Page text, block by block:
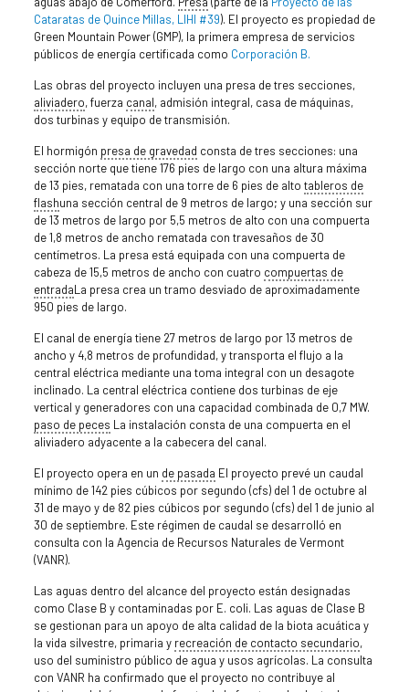
Cataratas de Quince Millas, LIHI #39). El proyecto es propiedad de
Green Mountain Power (GMP), la primera empresa de servicios
públicos de energía certificada como Corporación B.
Las obras del proyecto incluyen una presa de tres secciones,
aliviadero, fuerza canal, admisión integral, casa de máquinas,
dos turbinas y equipo de transmisión.
El hormigón presa de gravedad consta de tres secciones: una
sección norte que tiene 176 pies de largo con una altura máxima
de 13 pies, rematada con una torre de 6 pies de alto tableros de
flashuna sección central de 9 metros de largo; y una sección sur
de 13 metros de largo por 5,5 metros de alto con una compuerta
de 1,8 metros de ancho rematada con travesaños de 30
centímetros. La presa está equipada con una compuerta de
cabeza de 15,5 metros de ancho con cuatro compuertas de
entradaLa presa crea un tramo desviado de aproximadamente
950 pies de largo.
El canal de energía tiene 27 metros de largo por 13 metros de
ancho y 4,8 metros de profundidad, y transporta el flujo a la
central eléctrica mediante una toma integral con un desagote
inclinado. La central eléctrica contiene dos turbinas de eje
vertical y generadores con una capacidad combinada de 0,7 MW.
paso de peces La instalación consta de una compuerta en el
aliviadero adyacente a la cabecera del canal.
El proyecto opera en un de pasada El proyecto prevé un caudal
mínimo de 142 pies cúbicos por segundo (cfs) del 1 de octubre al
31 de mayo y de 82 pies cúbicos por segundo (cfs) del 1 de junio al
30 de septiembre. Este régimen de caudal se desarrolló en
consulta con la Agencia de Recursos Naturales de Vermont
(VANR).
Las aguas dentro del alcance del proyecto están designadas
como Clase B y contaminadas por E. coli. Las aguas de Clase B
se gestionan para un apoyo de alta calidad de la biota acuática y
la vida silvestre, primaria y recreación de contacto secundario,
uso del suministro público de agua y usos agrícolas. La consulta
con VANR ha confirmado que el proyecto no contribuye al